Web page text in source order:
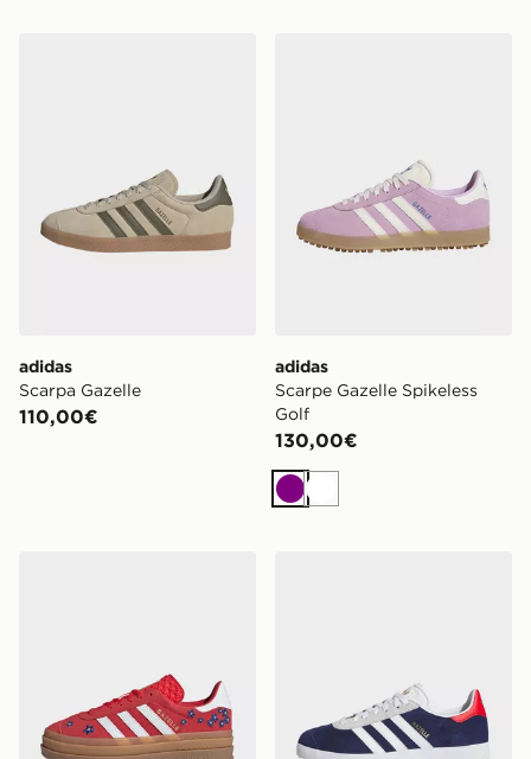
adidas
Scarpa Gazelle
110,00€
adidas
Scarpe Gazelle Spikeless
Golf
130,00€
ViolaBianco